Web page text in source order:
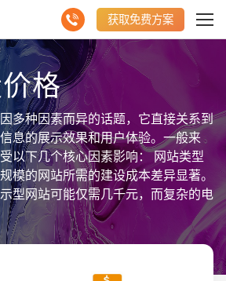
获取免费方案
格
多种因素而异的话题，它直接关系到
息的展示效果和用户体验。一般来
以下几个核心因素影响： 网站类型
模的网站所需的建设成本差异显著。
型网站可能仅需几千元，而复杂的电
级网站则可能高达数万元甚至更多。
站的设计风格、交互功能以及技术实
格。定制化设计和高级功能开发通常